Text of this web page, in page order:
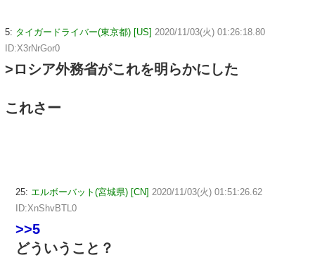
5: タイガードライバー(東京都) [US] 2020/11/03(火) 01:26:18.80
ID:X3rNrGor0
>ロシア外務省がこれを明らかにした
これさー
25: エルボーバット(宮城県) [CN] 2020/11/03(火) 01:51:26.62
ID:XnShvBTL0
>>5
どういうこと？